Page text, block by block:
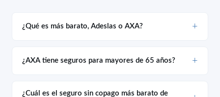
¿Qué es más barato, Adeslas o AXA?
¿AXA tiene seguros para mayores de 65 años?
¿Cuál es el seguro sin copago más barato de